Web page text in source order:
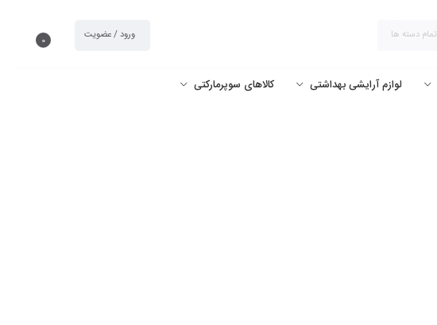
تمام دسته ها ورود / عضویت 0
لوازم آرایشی بهداشتی کالاهای سوپرمارکتی